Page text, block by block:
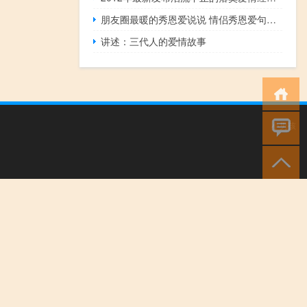
朋友圈最暖的秀恩爱说说 情侣秀恩爱句子简单真实
讲述：三代人的爱情故事
小男孩